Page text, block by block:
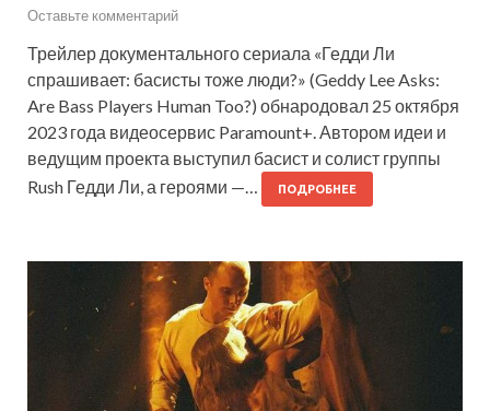
Оставьте комментарий
Трейлер документального сериала «Гедди Ли
спрашивает: басисты тоже люди?» (Geddy Lee Asks:
Are Bass Players Human Too?) обнародовал 25 октября
2023 года видеосервис Paramount+. Автором идеи и
ведущим проекта выступил басист и солист группы
Rush Гедди Ли, а героями —…
ПОДРОБНЕЕ